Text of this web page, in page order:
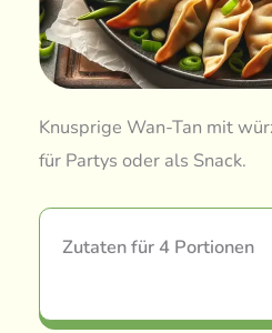
Knusprige Wan-Tan mit
für Partys oder als Snack.
Zutaten für 4 Portionen